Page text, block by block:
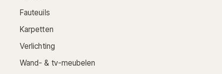
Fauteuils
Karpetten
Verlichting
Wand- & tv-meubelen